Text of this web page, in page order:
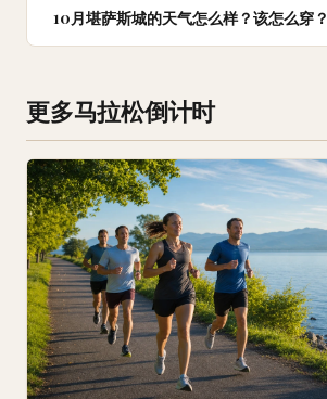
10月堪萨斯城的天气怎么样？该怎么穿？
更多马拉松倒计时